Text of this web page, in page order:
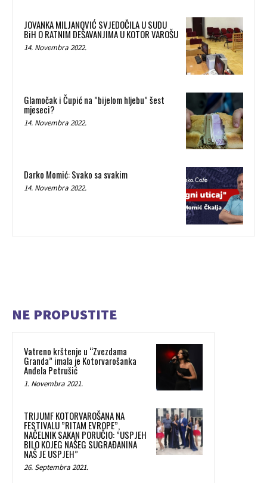
JOVANKA MILJANOVIĆ SVJEDOČILA U SUDU
BiH O RATNIM DEŠAVANJIMA U KOTOR VAROŠU
14. Novembra 2022.
Glamočak i Čupić na ”bijelom hljebu” šest
mjeseci?
14. Novembra 2022.
Darko Momić: Svako sa svakim
14. Novembra 2022.
NE PROPUSTITE
Vatreno krštenje u “Zvezdama
Granda” imala je Kotorvarošanka
Anđela Petrušić
1. Novembra 2021.
TRIJUMF KOTORVAROŠANA NA
FESTIVALU ”RITAM EVROPE”,
NAČELNIK SAKAN PORUČIO: ”USPJEH
BILO KOJEG NAŠEG SUGRAĐANINA
NAŠ JE USPJEH”
26. Septembra 2021.